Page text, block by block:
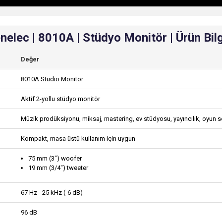
| 8010A | Stüdyo Monitör | Ürün
Değer
8010A Studio Monitor
Aktif 2-yollu stüdyo monitör
Müzik prodüksiyonu, miksaj, mastering, ev stüdyosu, yayıncılık, oyun
Kompakt, masa üstü kullanım için uygun
75 mm (3") woofer
19 mm (3/4") tweeter
67 Hz - 25 kHz (-6 dB)
96 dB